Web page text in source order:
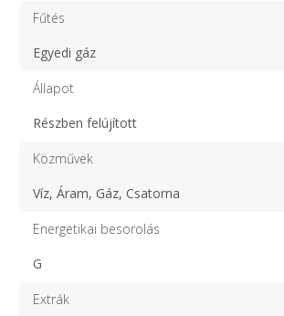
Fűtés
Egyedi gáz
Állapot
Részben felújított
Közművek
Víz, Áram, Gáz, Csatorna
Energetikai besorolás
G
Extrák